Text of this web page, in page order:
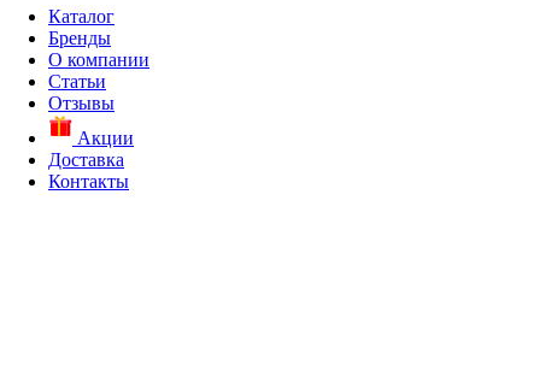
Каталог
Бренды
О компании
Статьи
Отзывы
Акции
Доставка
Контакты